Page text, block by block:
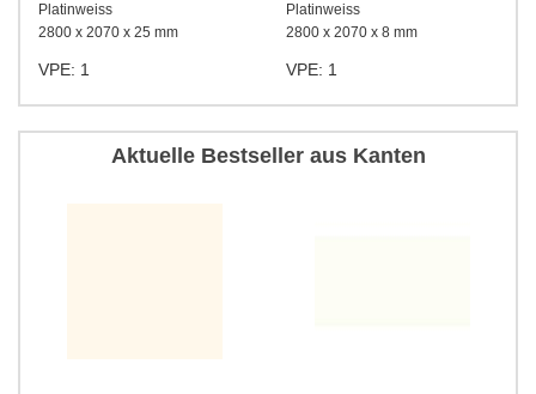
Platinweiss
2800 x 2070 x 25 mm
VPE: 1
Platinweiss
2800 x 2070 x 8 mm
VPE: 1
Aktuelle Bestseller aus Kanten